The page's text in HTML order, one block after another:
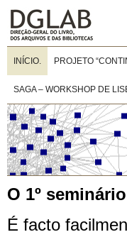
INÍCIO. PROJETO
SAGA – WORKSHOP DE
O 1º
É facto